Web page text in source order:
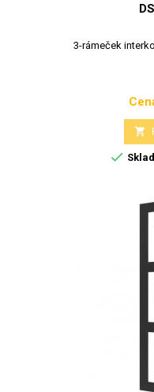
3-rámeček

